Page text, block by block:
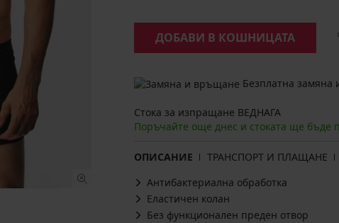
ДОБАВИ В КОШНИЦАТА
Безплатна
Стока за изпращане ВЕДНАГА
Поръчайте още днес и стоката ще бъде
ОПИСАНИЕ ТРАНСПОРТ И ПЛАЩАНЕ
Антибактериална обработка
Еластичен колан
Без функционален преден отвор